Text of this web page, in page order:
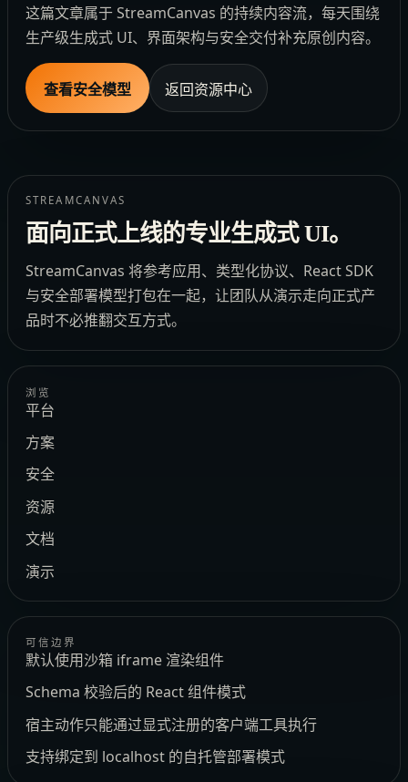
这篇文章属于 StreamCanvas 的持续内容流，每天围绕
生产级生成式 UI、界面架构与安全交付补充原创内容。
查看安全模型 返回资源中心
STREAMCANVAS
面向正式上线的专业生成式 UI。
StreamCanvas 将参考应用、类型化协议、React SDK
与安全部署模型打包在一起，让团队从演示走向正式产
品时不必推翻交互方式。
浏览
平台
方案
安全
资源
文档
演示
可信边界
默认使用沙箱 iframe 渲染组件
Schema 校验后的 React 组件模式
宿主动作只能通过显式注册的客户端工具执行
支持绑定到 localhost 的自托管部署模式